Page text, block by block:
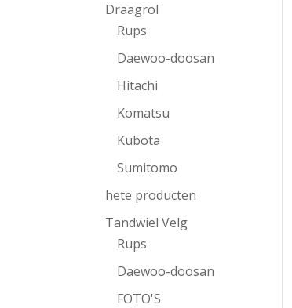
Draagrol
Rups
Daewoo-doosan
Hitachi
Komatsu
Kubota
Sumitomo
hete producten
Tandwiel Velg
Rups
Daewoo-doosan
FOTO'S